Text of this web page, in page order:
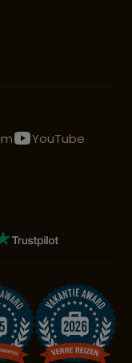
YouTube